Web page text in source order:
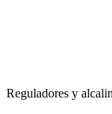
Reguladores y